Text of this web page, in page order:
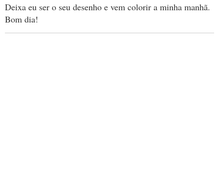
Deixa eu ser o seu desenho e vem colorir a minha manhã.
Bom dia!